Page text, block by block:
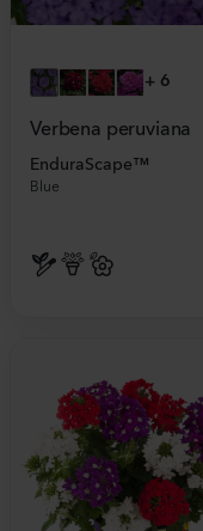
+ 6
Verbena peruviana
EnduraScape™
Blue